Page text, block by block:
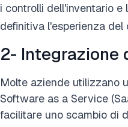
i controlli dell'inventario e
definitiva l'esperienza del
2- Integrazione
Molte aziende utilizzano
Software as a Service
facilitare uno scambio di